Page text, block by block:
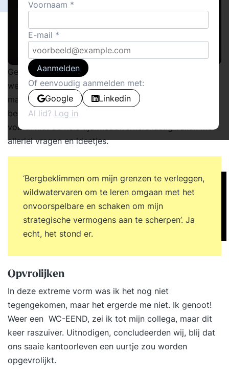
Geloof het of niet, maar het stond er. Ik werkte me
weer eens door een stapel sollicitatiebrieven voor een
managementfunctie. Niks spectaculairs, gewoon een
beetje leiding geven en verder je eigen werk doen en
vooral niet de hele tijd medewerkers lastig vallen met
allerlei vragen en ideetjes.
‘Bergbeklimmen om mijn grenzen te verleggen,
wildwatervaren om te leren omgaan met het
onvoorspelbare en schaken om mijn
strategische vermogens aan te scherpen’. Ja
echt, het stond er.
Opvrolijken
In deze extreme vorm was ik het nog niet
tegengekomen, maar het ergerde me niet. Ik genoot!
Weer een WC-EEND, zei ik tot mijn collega, maar dit
keer raszuiver. Uitnodigen, concludeerden wij, blij dat
ons saaie kantoorleven een uurtje zou worden
opgevrolijkt.
Voornaam
E-mail
Aanmelden
Of eenvoudig aanmelden met:
Google
Linkedin
Al lid? Log in